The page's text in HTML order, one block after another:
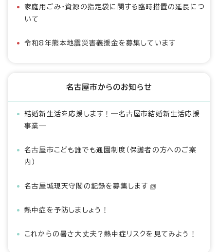
家庭用ごみ・資源の指定袋に関する臨時措置の延長につ
いて
令和8年熊本地震災害義援金を募集しています
名古屋市からのお知らせ
結婚新生活を応援します！―名古屋市結婚新生活応援
事業―
名古屋市こども誰でも通園制度（保護者の方へのご案
内）
名古屋城現天守閣の記録を募集します
熱中症を予防しましょう！
これからの暑さ大丈夫？熱中症リスクを見てみよう！